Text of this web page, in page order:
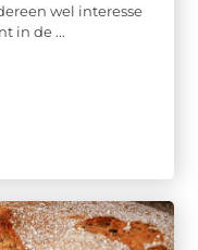
wel interesse
in de ...